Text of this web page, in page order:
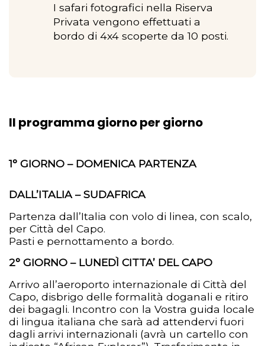
I safari fotografici nella Riserva
Privata vengono effettuati a
bordo di 4x4 scoperte da 10 posti.
Il programma giorno per giorno
1° GIORNO – DOMENICA PARTENZA
DALL’ITALIA – SUDAFRICA
Partenza dall’Italia con volo di linea, con scalo,
per Città del Capo.
Pasti e pernottamento a bordo.
2° GIORNO – LUNEDÌ CITTA’ DEL CAPO
Arrivo all’aeroporto internazionale di Città del
Capo, disbrigo delle formalità doganali e ritiro
dei bagagli. Incontro con la Vostra guida locale
di lingua italiana che sarà ad attendervi fuori
dagli arrivi internazionali (avrà un cartello con